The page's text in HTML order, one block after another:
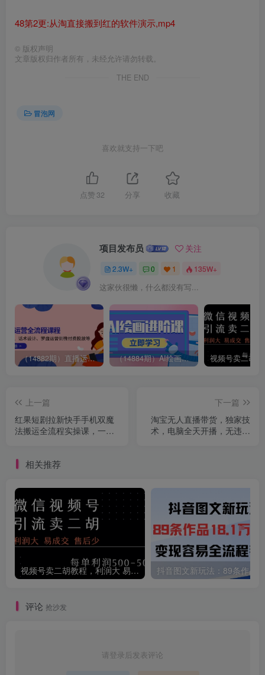
48第2更:从淘直接搬到红的软件演示,mp4
© 版权声明
文章版权归作者所有，未经允许请勿转载。
THE END
冒泡网
喜欢就支持一下吧
点赞 32 分享 收藏
项目发布员 关注
2.3W+ 0 1 135W+
这家伙很懒，什么都没有写...
（14882期）直播运营全流程课程-5月更新：从起号、话术设计、罗盘运营到微付费投放等 （14884期）AI绘画进阶课，涵盖电商摄影等多领域，PS操作与AI工具使用全面教学
上一篇
红果短剧拉新快手手机双魔
法搬运全流程实操课，一单
下一篇
淘宝无人直播带货，独家技
术，电脑全天开播，无违规
相关推荐
视频号卖二胡教程，利润大 易成交 售后少，一单利润5张+
评论 抢沙发
请登录后发表评论